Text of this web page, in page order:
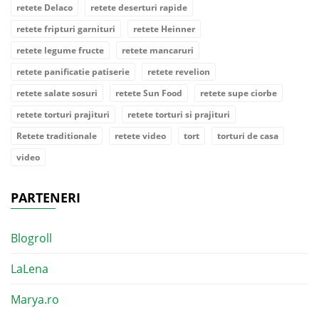
retete Delaco
retete deserturi rapide
retete fripturi garnituri
retete Heinner
retete legume fructe
retete mancaruri
retete panificatie patiserie
retete revelion
retete salate sosuri
retete Sun Food
retete supe ciorbe
retete torturi prajituri
retete torturi si prajituri
Retete traditionale
retete video tort
torturi de casa
video
PARTENERI
Blogroll
LaLena
Marya.ro